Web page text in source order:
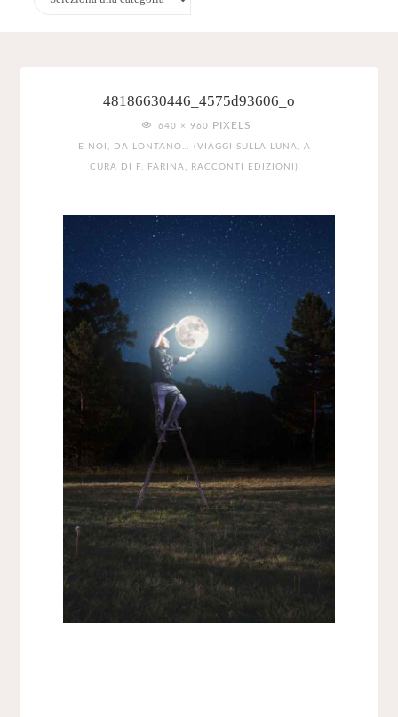
48186630446_4575d93606_o
FULL
SIZE
640 × 960 PIXELS
E NOI, DA LONTANO… (VIAGGI SULLA LUNA, A
CURA DI F. FARINA, RACCONTI EDIZIONI)